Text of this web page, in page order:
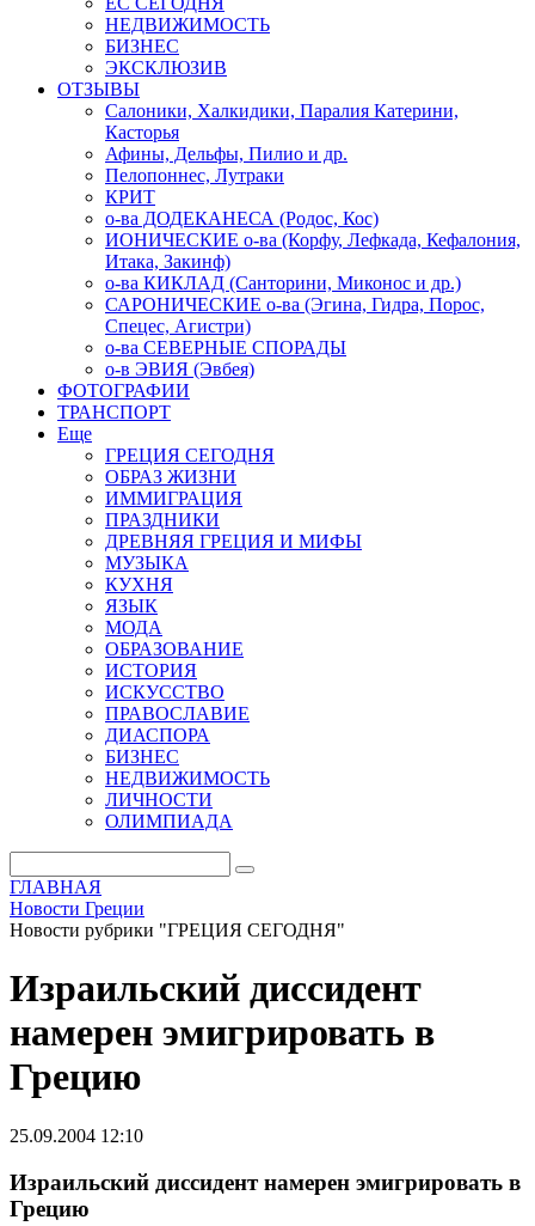
НЕДВИЖИМОСТЬ
БИЗНЕС
ЭКСКЛЮЗИВ
ОТЗЫВЫ
Салоники, Халкидики, Паралия Катерини,
Касторья
Афины, Дельфы, Пилио и др.
Пелопоннес, Лутраки
КРИТ
о-ва ДОДЕКАНЕСА (Родос, Кос)
ИОНИЧЕСКИЕ о-ва (Корфу, Лефкада, Кефалония,
Итака, Закинф)
о-ва КИКЛАД (Санторини, Миконос и др.)
САРОНИЧЕСКИЕ о-ва (Эгина, Гидра, Порос,
Спецес, Агистри)
о-ва СЕВЕРНЫЕ СПОРАДЫ
о-в ЭВИЯ (Эвбея)
ФОТОГРАФИИ
ТРАНСПОРТ
Еще
ГРЕЦИЯ СЕГОДНЯ
ОБРАЗ ЖИЗНИ
ИММИГРАЦИЯ
ПРАЗДНИКИ
ДРЕВНЯЯ ГРЕЦИЯ И МИФЫ
МУЗЫКА
КУХНЯ
ЯЗЫК
МОДА
ОБРАЗОВАНИЕ
ИСТОРИЯ
ИСКУССТВО
ПРАВОСЛАВИЕ
ДИАСПОРА
БИЗНЕС
НЕДВИЖИМОСТЬ
ЛИЧНОСТИ
ОЛИМПИАДА
ГЛАВНАЯ
Новости Греции
Новости рубрики "ГРЕЦИЯ СЕГОДНЯ"
Израильский диссидент
намерен эмигрировать в
Грецию
25.09.2004 12:10
Израильский диссидент намерен эмигрировать в
Грецию